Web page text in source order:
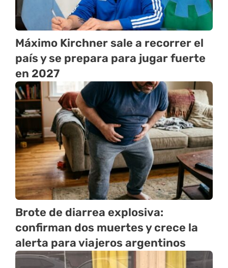
Máximo Kirchner sale a recorrer el
país y se prepara para jugar fuerte
en 2027
Brote de diarrea explosiva:
confirman dos muertes y crece la
alerta para viajeros argentinos